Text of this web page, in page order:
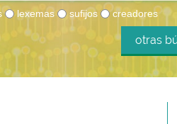
lexemas sufijos creadores
otras